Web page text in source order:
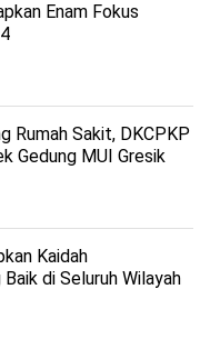
Enam Fokus
Rumah Sakit, DKCPKP
Gedung MUI Gresik
Kaidah
di Seluruh Wilayah